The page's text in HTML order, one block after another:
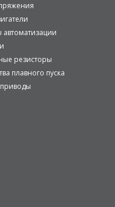
автоматизации
резисторы
плавного пуска